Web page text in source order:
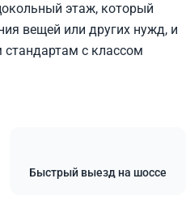
этаж, который
вещей или других нужд, и
с классом
Быстрый выезд на шоссе